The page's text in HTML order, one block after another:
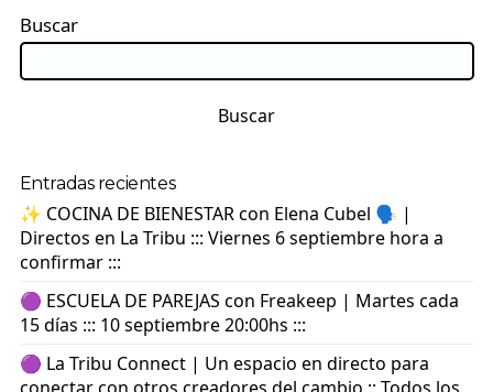
Buscar
Buscar
Entradas recientes
✨ COCINA DE BIENESTAR con Elena Cubel 🗣️ |
Directos en La Tribu ::: Viernes 6 septiembre hora a
confirmar :::
🟣 ESCUELA DE PAREJAS con Freakeep | Martes cada
15 días ::: 10 septiembre 20:00hs :::
🟣 La Tribu Connect | Un espacio en directo para